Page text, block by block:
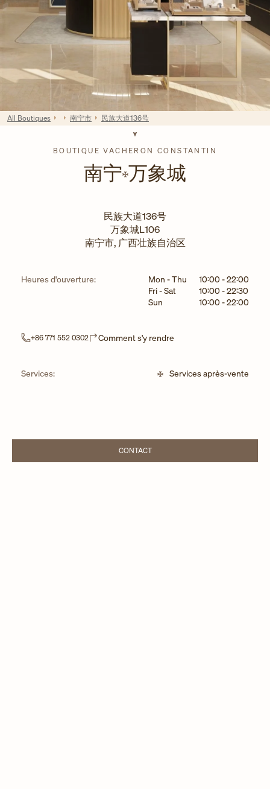
BOUTIQUE VACHERON CONSTANTIN
南宁 万象城
民族大道136号
万象城L106
南宁市, 广西壮族自治区
Heures d'ouverture: Jour de la semaineHoraires
Mon - Thu 10:00-22:00
Fri - Sat
10:00-22:30
Sun
10:00-22:00
+86 771 552 0302 Comment s'y rendre
Services: Services après-vente
CONTACTLINK OPENS IN NEW TAB
All Boutiques 南宁市 民族大道136号